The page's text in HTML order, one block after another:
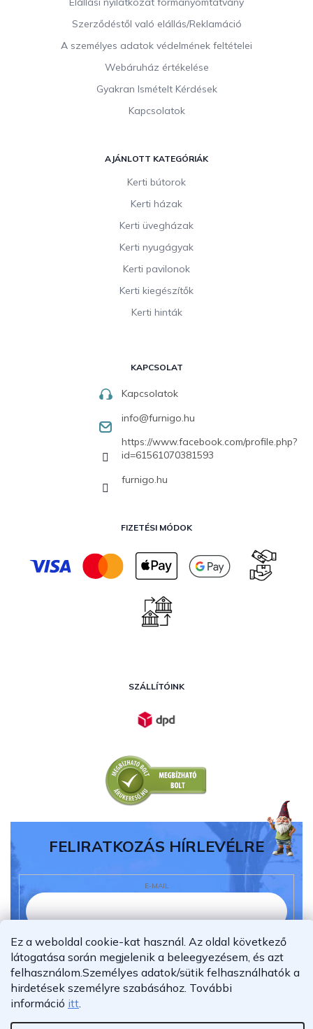
Ez a weboldal cookie-kat használ. Az oldal következő
látogatása során megjelenik a beleegyezésem, és azt
felhasználom.Személyes adatok/sütik felhasználhatók a
hirdetések személyre szabásához. További
információ itt.
Szerződéstől való elállás/Reklamáció
A személyes adatok védelmének feltételei
Webáruház értékelése
Gyakran Ismételt Kérdések
Kapcsolatok
AJÁNLOTT KATEGÓRIÁK
Kerti bútorok
Kerti házak
Kerti üvegházak
Kerti nyugágyak
Kerti pavilonok
Kerti kiegészítők
Kerti hinták
KAPCSOLAT
Kapcsolatok
info@furnigo.hu
https://www.facebook.com/profile.php?
id=61561070381593
furnigo.hu
FIZETÉSI MÓDOK
SZÁLLÍTÓINK
FELIRATKOZÁS HÍRLEVÉLRE
E-MAIL
Elolvastam és megértettem azadatvédelmi
nyilatkozatot.
Feliratkozás